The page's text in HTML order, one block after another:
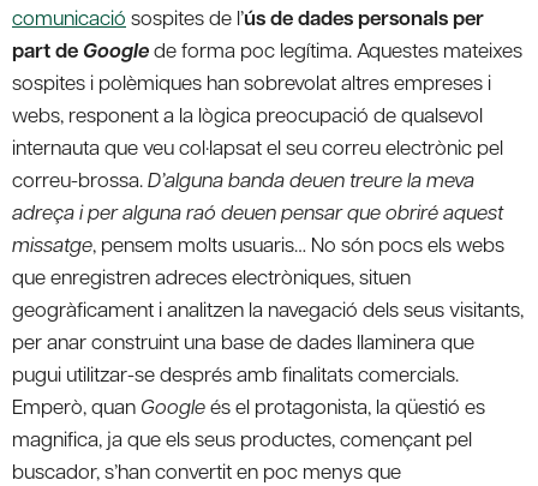
comunicació sospites de l’ús de dades personals per
part de Googlede forma poc legítima. Aquestes mateixes
sospites i polèmiques han sobrevolat altres empreses i
webs, responent a la lògica preocupació de qualsevol
internauta que veu col·lapsat el seu correu electrònic pel
correu-brossa.D’alguna banda deuen treure la meva
adreça i per alguna raó deuen pensar que obriré aquest
missatge, pensem molts usuaris… No són pocs els webs
que enregistren adreces electròniques, situen
geogràficament i analitzen la navegació dels seus visitants,
per anar construint una base de dades llaminera que
pugui utilitzar-se després amb finalitats comercials.
Emperò, quan Googleés el protagonista, la qüestió es
magnifica, ja que els seus productes, començant pel
buscador, s’han convertit en poc menys que